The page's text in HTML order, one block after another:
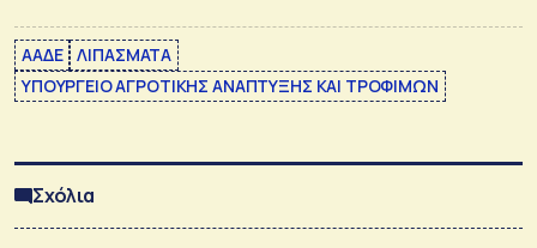
ΑΑΔΕ
ΛΙΠΑΣΜΑΤΑ
ΥΠΟΥΡΓΕΙΟ ΑΓΡΟΤΙΚΗΣ ΑΝΑΠΤΥΞΗΣ ΚΑΙ ΤΡΟΦΙΜΩΝ
Σχόλια